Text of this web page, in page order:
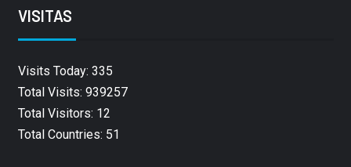
VISITAS
Visits Today: 335
Total Visits: 939257
Total Visitors: 12
Total Countries: 51